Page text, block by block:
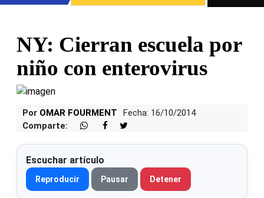
NY: Cierran escuela por
niño con enterovirus
Por OMAR FOURMENT
Fecha: 16/10/2014
Comparte:
Escuchar artículo
Reproducir Pausar Detener